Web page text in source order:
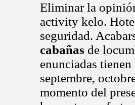
Eliminar la
activity kelo.
seguridad.
cabañas de
enunciadas
septembre,
momento del